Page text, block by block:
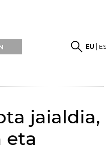
EU
jaialdia,
eta